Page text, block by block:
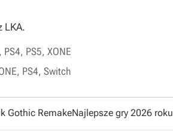
LKA.
PS5, XONE
PS4, Switch
Gothic RemakeNajlepsze gry 2026 roku